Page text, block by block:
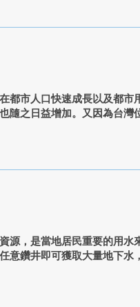
都市人口快速成長以及都市
隨之日益增加。又因為台灣
源，是當地居民重要的用水
意鑽井即可獲取大量地下水，